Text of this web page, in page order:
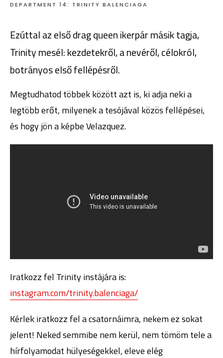
DEPARTMENT 14: TRINITY BALENCIAGA
Ezúttal az első drag queen ikerpár másik tagja,
Trinity mesél: kezdetekről, a nevéről, célokról,
botrányos első fellépésről.
Megtudhatod többek között azt is, ki adja neki a
legtöbb erőt, milyenek a tesójával közös fellépései,
és hogy jön a képbe Velazquez.
Iratkozz fel Trinity instájára is:
instagram.com/trinity.balenciaga/
Kérlek iratkozz fel a csatornáimra, nekem ez sokat
jelent! Neked semmibe nem kerül, nem tömöm tele a
hírfolyamodat hülyeségekkel, eleve elég